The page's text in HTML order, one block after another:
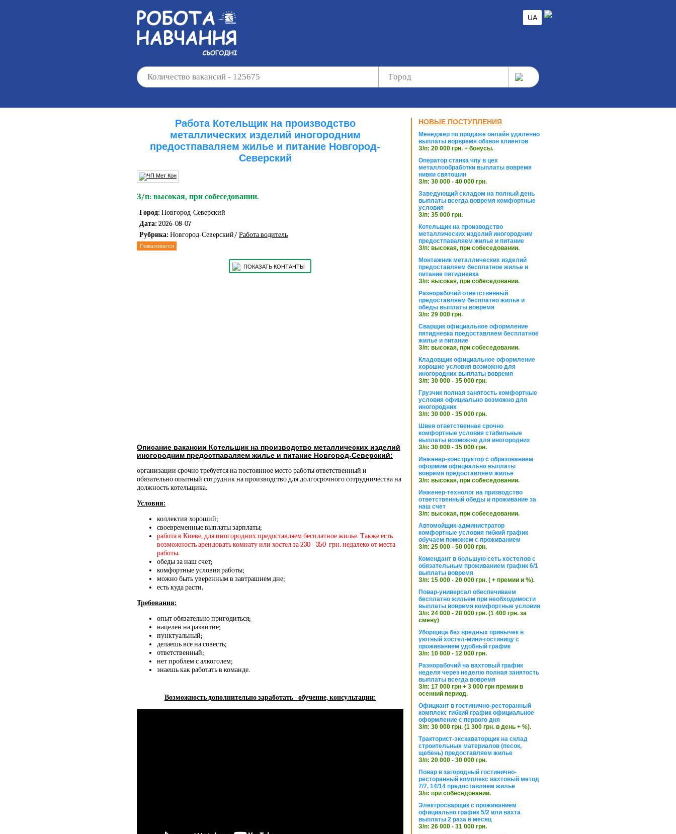
UA
Работа Котельщик на производство
металлических изделий иногородним
предостпаваляем жилье и питание Новгород-
Северский
З/п: высокая, при собеседовании.
Город: Новгород-Северский
Дата: 2026-08-07
Рубрика: Новгород-Северский/ Работа водитель
Пожаловатся
ПОКАЗАТЬ КОНТАНТЫ
Описание вакансии Котельщик на производство металлических изделий
иногородним предостпаваляем жилье и питание Новгород-Северский:
организации срочно требуется на постоянное место работы ответственный и
обязательно опытный сотрудник на производство для долгосрочного сотрудничества на
должность котельщика.
Условия:
коллектив хороший;
своевременные выплаты зарплаты;
работа в Киеве, для иногородних предоставляем бесплатное жилье. Также есть
возможность арендовать комнату или хостел за 230 - 350 грн. недалеко от места
работы.
обеды за наш счет;
комфортные условия работы;
можно быть уверенным в завтрашнем дне;
есть куда расти.
Требования:
опыт обязательно пригодиться;
нацелен на развитие;
пунктуальный;
делаешь все на совесть;
ответственный;
нет проблем с алкоголем;
знаешь как работать в команде.
Возможность дополнительно заработать - обучение, консультации:
НОВЫЕ ПОСТУПЛЕНИЯ
Менеджер по продаже онлайн удаленно
выплаты ворвремя обзвон клиентов
З/п: 20 000 грн. + бонусы.
Оператор станка чпу в цех
металлообработки выплаты вовремя
нивки святошин
З/п: 30 000 - 40 000 грн.
Заведующий складом на полный день
выплаты всегда вовремя комфортные
условия
З/п: 35 000 грн.
Котельщик на производство
металлических изделий иногородним
предостпаваляем жилье и питание
З/п: высокая, при собеседовании.
Монтажник металлических изделий
предоставляем бесплатное жилье и
питание пятидневка
З/п: высокая, при собеседовании.
Разнорабочий ответственный
предоставляем бесплатно жилье и
обеды выплаты вовремя
З/п: 29 000 грн.
Сварщик официальное оформление
пятидневка предоставляем бесплатное
жилье и питание
З/п: высокая, при собеседовании.
Кладовщик официальное оформление
хорошие условия возможно для
иногородних выплаты вовремя
З/п: 30 000 - 35 000 грн.
Грузчик полная занятость комфортные
условия официально возможно для
иногородних
З/п: 30 000 - 35 000 грн.
Швея ответственная срочно
комфортные условия стабильные
выплаты возможно для иногородних
З/п: 30 000 - 35 000 грн.
Инженер-конструктор с образованием
оформим официально выплаты
вовремя предоставляем жилье
З/п: высокая, при собеседовании.
Инженер-технолог на призводство
ответственный обеды и проживание за
наш счет
З/п: высокая, при собеседовании.
Автомойщик-администратор
комфортные условия гибкий график
обучаем поможем с проживанием
З/п: 25 000 - 50 000 грн.
Комендант в большую сеть хостелов с
обязательным проживанием график 6/1
выплаты вовремя
З/п: 15 000 - 20 000 грн. ( + премии и %).
Повар-универсал обеспечиваем
бесплатно жильем при необходимости
выплаты вовремя комфортные условия
З/п: 24 000 - 28 000 грн. (1 400 грн. за
смену)
Уборщица без вредных привычек в
уютный хостел-мини-гостиницу с
проживанием удобный график
З/п: 10 000 - 12 000 грн.
Разнорабочий на вахтовый график
неделя через неделю полная занятость
выплаты всегда вовремя
З/п: 17 000 грн + 3 000 грн премии в
осенний период.
Официант в гостинично-ресторанный
комплекс гибкий график официальное
оформление с первого дня
З/п: 30 000 грн. (1 300 грн. в день + %).
Тракторист-экскаваторщик на склад
строительных материалов (песок,
щебень) предоставляем жилье
З/п: 20 000 - 30 000 грн.
Повар в загородный гостинично-
ресторанный комплекс вахтовый метод
7/7, 14/14 предоставляем жилье
З/п: при собеседовании.
Электросварщик с проживанием
официально график 5/2 или вахта
выплаты 2 раза в месяц
З/п: 26 000 - 31 000 грн.